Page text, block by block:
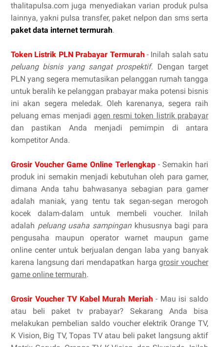
thalitapulsa.com juga menyediakan varian produk pulsa
lainnya, yakni pulsa transfer, paket nelpon dan sms serta
paket data internet termurah.
Token Listrik PLN Prabayar Termurah- Inilah salah satu
peluang bisnis yang sangat prospektif. Dengan target
PLN yang segera memutasikan pelanggan rumah tangga
untuk beralih ke pelanggan prabayar maka potensi bisnis
ini akan segera meledak. Oleh karenanya, segera raih
peluang emas menjadi agen resmi token listrik prabayar
dan pastikan Anda menjadi pemimpin di antara
kompetitor Anda.
Grosir Voucher Game Online Terlengkap- Semakin hari
produk ini semakin menjadi kebutuhan oleh para gamer,
dimana Anda tahu bahwasanya sebagian para gamer
adalah maniak, yang tentu tak segan-segan merogoh
kocek dalam-dalam untuk membeli voucher. Inilah
adalah peluang usaha sampingankhususnya bagi para
pengusaha maupun operator warnet maupun game
online center untuk berjualan dengan laba yang banyak
karena langsung dari mendapatkan hargagrosir voucher
game online termurah.
Grosir Voucher TV Kabel Murah Meriah- Mau isi saldo
atau beli paket tv prabayar? Sekarang Anda bisa
melakukan pembelian saldo voucher elektrik Orange TV,
K Vision, Big TV, Topas TV atau beli paket langsung aktif